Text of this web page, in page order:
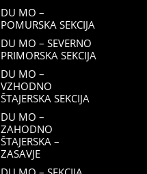
DU MO –
POMURSKA SEKCIJA
DU MO – SEVERNO
PRIMORSKA SEKCIJA
DU MO –
VZHODNO
ŠTAJERSKA SEKCIJA
DU MO –
ZAHODNO
ŠTAJERSKA –
ZASAVJE